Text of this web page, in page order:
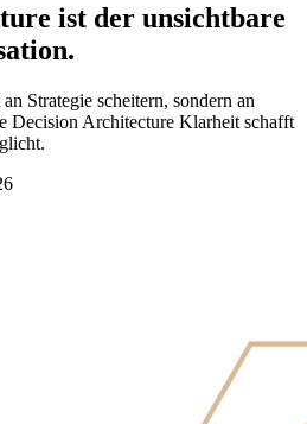
ist der unsichtbare
Strategie scheitern, sondern an
Decision Architecture Klarheit schafft